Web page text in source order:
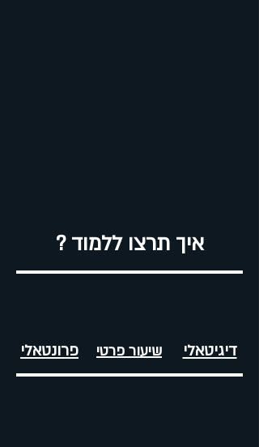
? איך תרצו ללמוד
פרונטאלי שיעור פרטי דיגיטאלי